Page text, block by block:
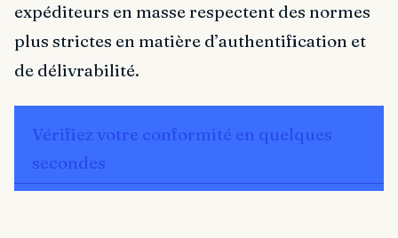
expéditeurs en masse respectent des normes
plus strictes en matière d’authentification et
de délivrabilité.
Vérifiez votre conformité en quelques
secondes